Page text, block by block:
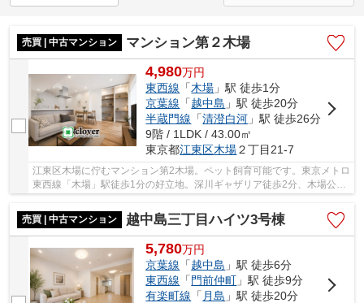
売買 | 中古マンション マンション第２木場
4,980万円
東西線 「木場 」駅 徒歩1分
京葉線 「越中島 」駅 徒歩20分
半蔵門線 「清澄白河 」駅 徒歩26分
9階 / 1LDK / 43.00㎡
東京都江東区木場２丁目21-7
江東区木場に佇むマンション第2木場。ペット飼育可能です。東京メトロ
東西線「木場」駅徒歩1分の好立地。深川ギャザリア徒歩2分、木場公園
徒歩5分と、買い物・飲食・自然が身近に揃い...
売買 | 中古マンション
越中島三丁目ハイツ3号棟
5,780万円
京葉線 「越中島 」駅 徒歩6分
東西線 「門前仲町 」駅 徒歩9分
有楽町線 「 月島 」駅 徒歩20分